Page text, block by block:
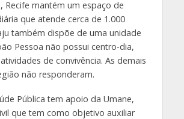
Recife mantém um espaço de
que atende cerca de 1.000
também dispõe de uma unidade
Pessoa não possui centro-dia,
de convivência. As demais
não responderam.
Pública tem apoio da Umane,
que tem como objetivo auxiliar